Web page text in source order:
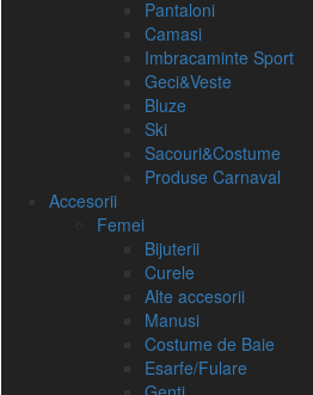
Pantaloni
Camasi
Imbracaminte Sport
Geci&Veste
Bluze
Ski
Sacouri&Costume
Produse Carnaval
Accesorii
Femei
Bijuterii
Curele
Alte accesorii
Manusi
Costume de Baie
Esarfe/Fulare